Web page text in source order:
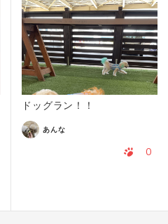
ドッグラン！！
あんな
0